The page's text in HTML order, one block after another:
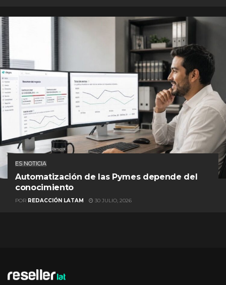
ES NOTICIA
Automatización de las Pymes depende del
conocimiento
POR REDACCIÓN LATAM 30 JULIO, 2026